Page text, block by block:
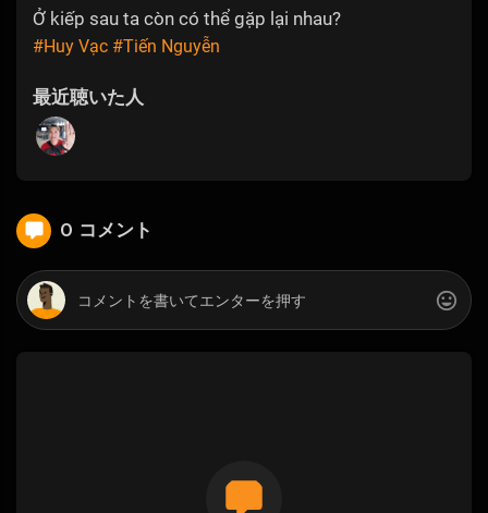
Ở kiếp sau ta còn có thể gặp lại nhau?
#Huy Vạc #Tiến Nguyễn
最近聴いた人
0 コメント